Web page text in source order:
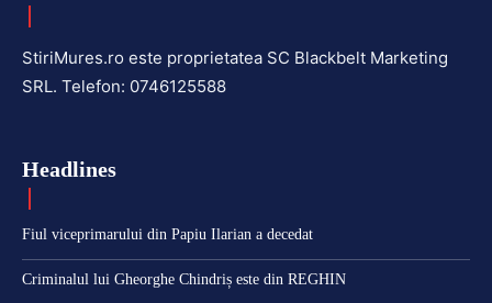
StiriMures.ro este proprietatea SC Blackbelt Marketing
SRL. Telefon: 0746125588
Headlines
Fiul viceprimarului din Papiu Ilarian a decedat
Criminalul lui Gheorghe Chindriș este din REGHIN